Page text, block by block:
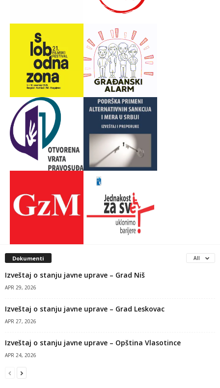
Dokumenti All
Izveštaj o stanju javne uprave – Grad Niš
APR 29, 2026
Izveštaj o stanju javne uprave – Grad Leskovac
APR 27, 2026
Izveštaj o stanju javne uprave – Opština Vlasotince
APR 24, 2026